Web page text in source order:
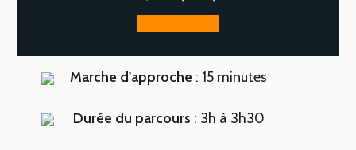
Marche d'approche : 15 minutes
Durée du parcours : 3h à 3h30